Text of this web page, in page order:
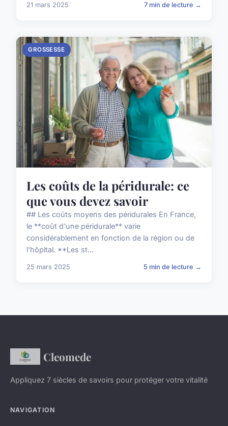
21 mars 2025 7 min de lecture →
GROSSESSE
Les coûts de la péridurale: ce
que vous devez savoir
## Les coûts moyens des péridurales En France,
le **coût d'une péridurale** varie
considérablement en fonction de la région ou de
l'hôpital. **Les st...
25 mars 2025 5 min de lecture →
Cleomede
Appliquez 7 siècles de savoirs pour protéger votre vitalité
NAVIGATION